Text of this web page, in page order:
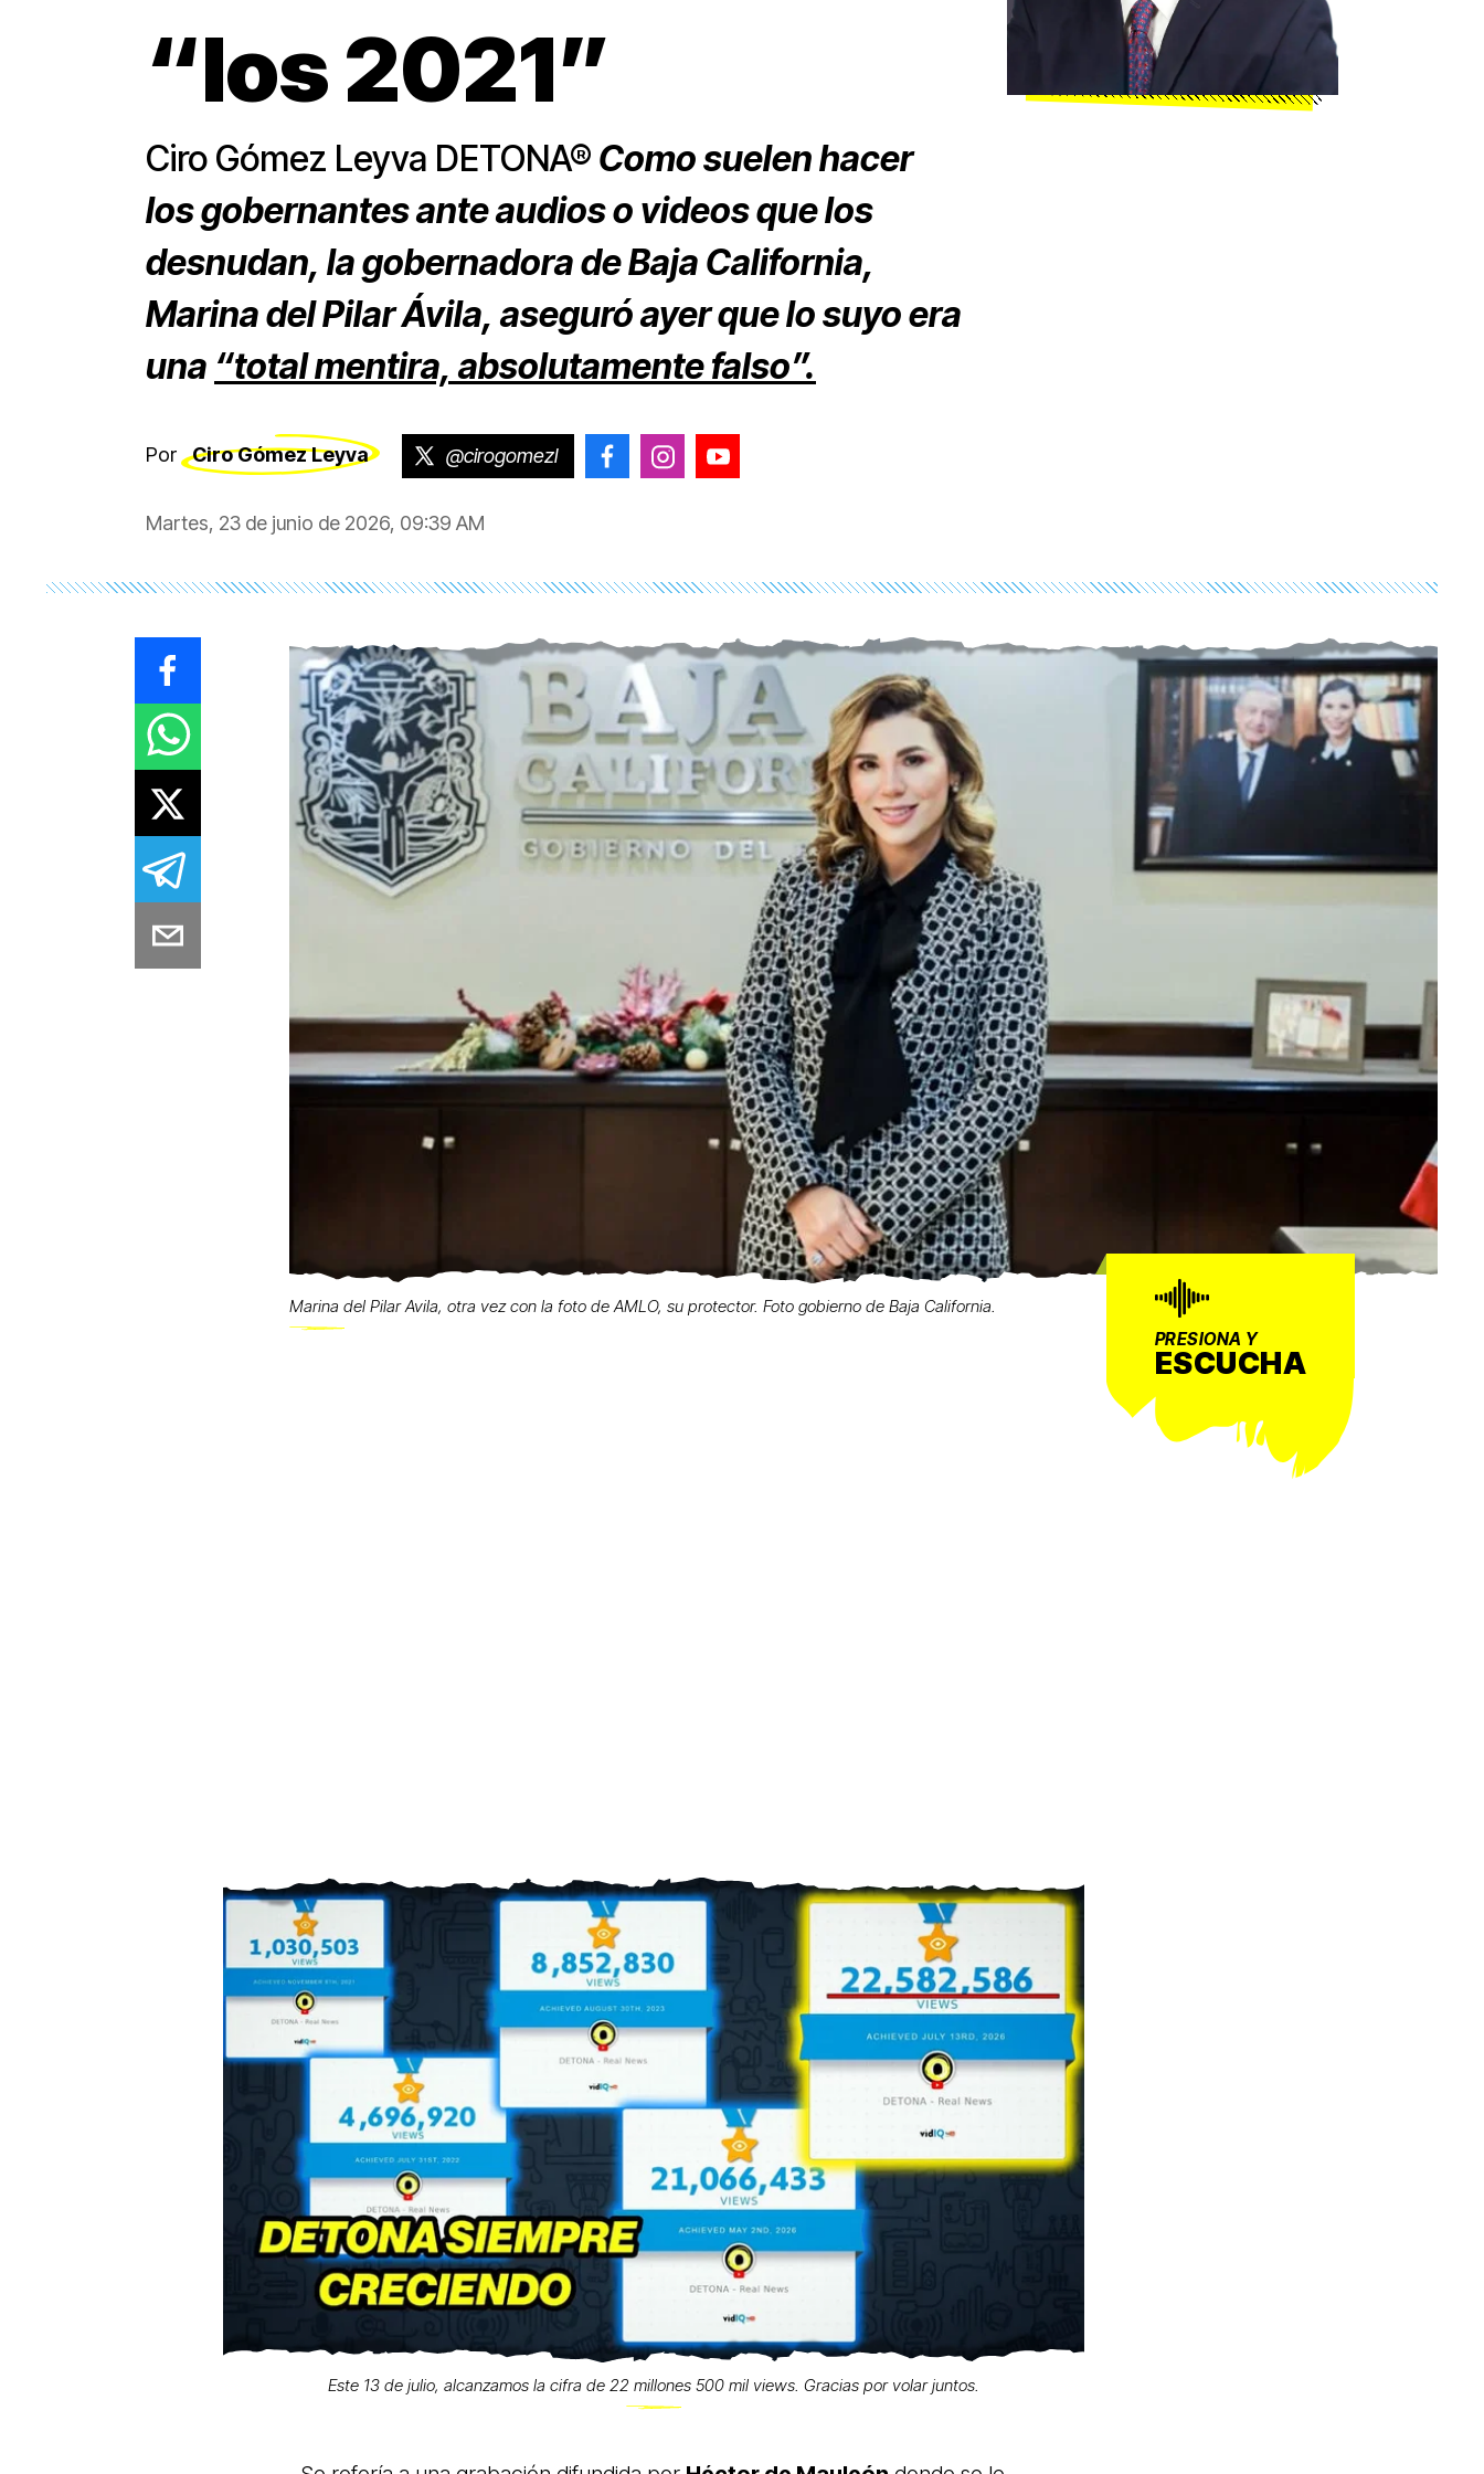
“los 2021”
Ciro Gómez Leyva DETONA® Como suelen hacer
los gobernantes ante audios o videos que los
desnudan, la gobernadora de Baja California,
Marina del Pilar Ávila, aseguró ayer que lo suyo era
una “total mentira, absolutamente falso”.
Por Ciro Gómez Leyva @cirogomezl @CiroGomezLeyva
@cirogomezleyva
Martes, 23 de junio de 2026, 09:39 AM
Marina del Pilar Avila, otra vez con la foto de AMLO, su protector. Foto gobierno de Baja California.
PRESIONA Y
ESCUCHA
Este 13 de julio, alcanzamos la cifra de 22 millones 500 mil views. Gracias por volar juntos.